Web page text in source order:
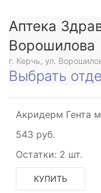
Аптека
Ворошилова
г. Керчь, ул.
Выбрать
Акридерм Гента
543 руб.
Остатки: 2 шт.
КУПИТЬ